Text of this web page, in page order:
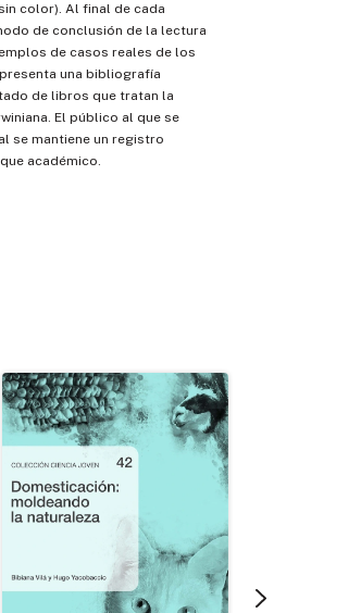
color). Al final de cada
de conclusión de la lectura
de casos reales de los
una bibliografía
de libros que tratan la
El público al que se
se mantiene un registro
académico.